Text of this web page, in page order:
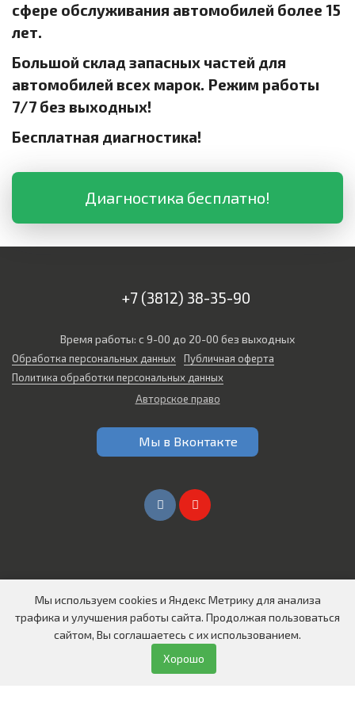
сфере обслуживания автомобилей более 15
лет.
Большой склад запасных частей для
автомобилей всех марок. Режим работы
7/7 без выходных!
Бесплатная диагностика!
Диагностика бесплатно!
+7 (3812) 38-35-90
Время работы: с 9-00 до 20-00 без выходных
Обработка персональных данных
Публичная оферта
Политика обработки персональных данных
Авторское право
Мы в Вконтакте
Создание сайтов в Омске
© 2026 Все права защищены
ООО "СИБИРЬ АВТО"
Мы используем cookies и Яндекс Метрику для анализа
трафика и улучшения работы сайта. Продолжая пользоваться
сайтом, Вы соглашаетесь с их использованием.
Хорошо